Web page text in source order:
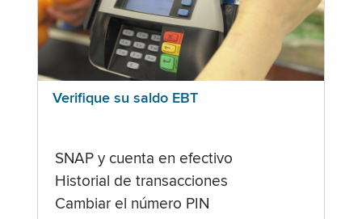
Verifique su saldo EBT
SNAP y cuenta en efectivo
Historial de transacciones
Cambiar el número PIN